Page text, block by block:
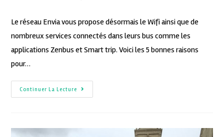
Le réseau Envia vous propose désormais le Wifi ainsi que de
nombreux services connectés dans leurs bus comme les
applications Zenbus et Smart trip. Voici les 5 bonnes raisons
pour…
Continuer La Lecture